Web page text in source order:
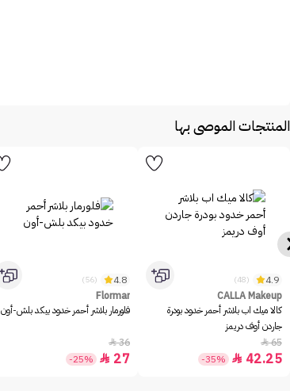
المنتجات الموصى بها
4.9
(48)
CALLA Makeup
كالا ميك اب بلاشر أحمر خدود بودرة
جاردن أوف دريمز
65

42.25

-35%
4.8
(56)
Flormar
فلورمار بلاشر أحمر خدود بيكد بلش-أون
36

27

-25%